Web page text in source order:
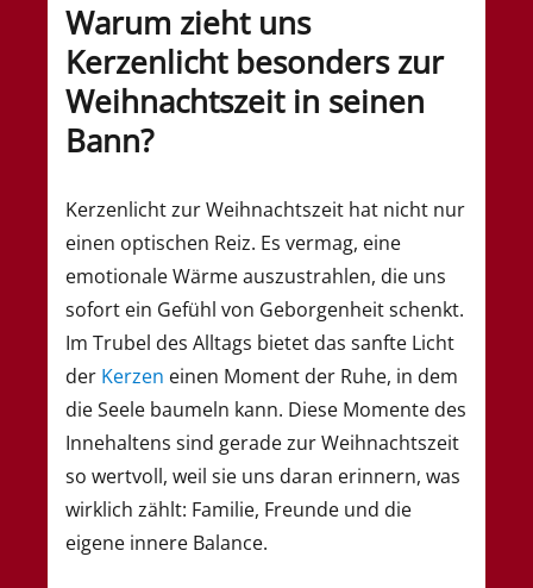
Warum zieht uns
Kerzenlicht besonders zur
Weihnachtszeit in seinen
Bann?
Kerzenlicht zur Weihnachtszeit hat nicht nur
einen optischen Reiz. Es vermag, eine
emotionale Wärme auszustrahlen, die uns
sofort ein Gefühl von Geborgenheit schenkt.
Im Trubel des Alltags bietet das sanfte Licht
der Kerzen einen Moment der Ruhe, in dem
die Seele baumeln kann. Diese Momente des
Innehaltens sind gerade zur Weihnachtszeit
so wertvoll, weil sie uns daran erinnern, was
wirklich zählt: Familie, Freunde und die
eigene innere Balance.